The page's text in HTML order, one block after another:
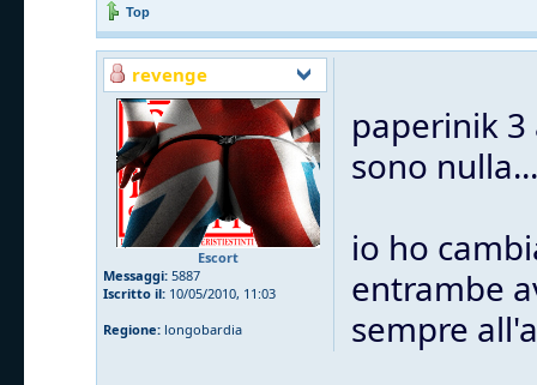
Top
revenge
Escort
Messaggi: 5887
Iscritto il: 10/05/2010, 11:03
Regione: longobardia
paperinik
sono
io ho
entrambe
sempre